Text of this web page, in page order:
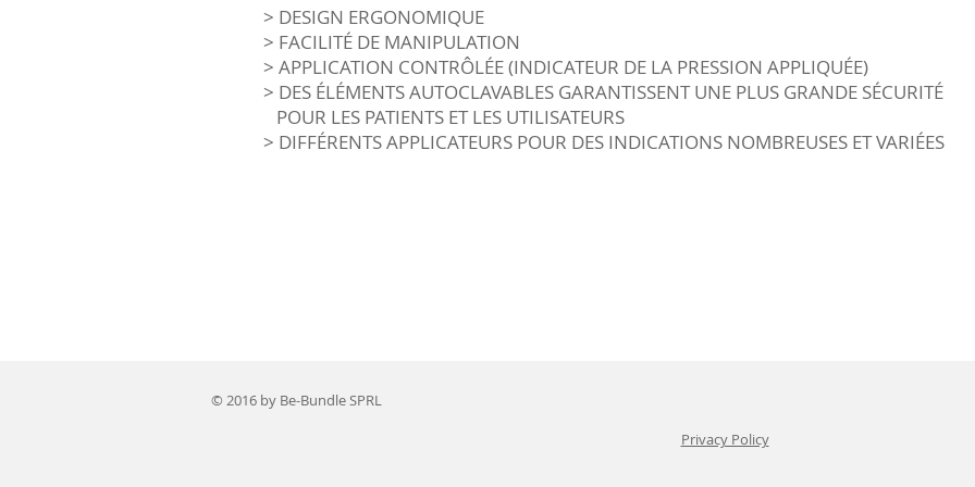
> DESIGN ERGONOMIQUE
> FACILITÉ DE MANIPULATION
> APPLICATION CONTRÔLÉE (INDICATEUR DE LA PRESSION APPLIQUÉE)
> DES ÉLÉMENTS AUTOCLAVABLES GARANTISSENT UNE PLUS GRANDE SÉCURITÉ
POUR LES PATIENTS ET LES UTILISATEURS
> DIFFÉRENTS APPLICATEURS POUR DES INDICATIONS NOMBREUSES ET VARIÉES
© 2016 by Be-Bundle SPRL
Privacy Policy